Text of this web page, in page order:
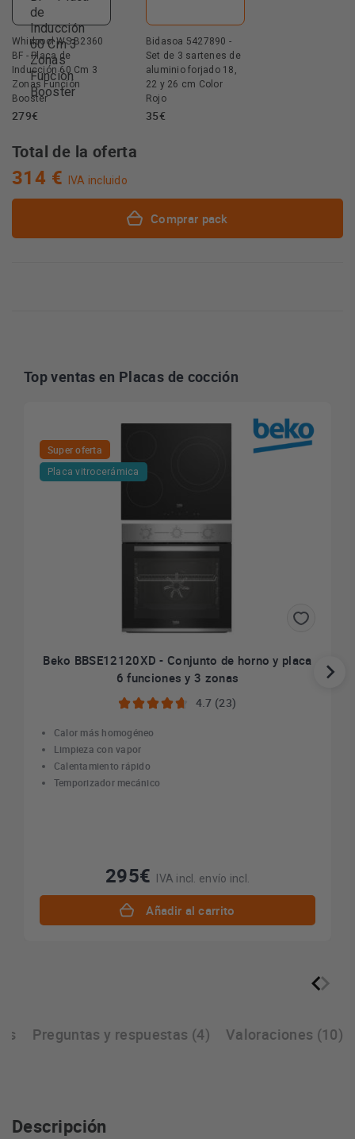
Whirlpool WS B2360
BF - Placa de
Inducción 60 Cm 3
Zonas Función
Booster
279€
Bidasoa 5427890 -
Set de 3 sartenes de
aluminio forjado 18,
22 y 26 cm Color
Rojo
35€
Total de la oferta
314 € IVA incluido
Comprar pack
Top ventas en Placas de cocción
Super oferta
Placa vitrocerámica
Beko BBSE12120XD - Conjunto de horno y placa
6 funciones y 3 zonas
4.7 (23)
Calor más homogéneo
Limpieza con vapor
Calentamiento rápido
Temporizador mecánico
295€ IVA incl. envío incl.
Añadir al carrito
Preguntas y respuestas (4) Valoraciones (10)
Descripción